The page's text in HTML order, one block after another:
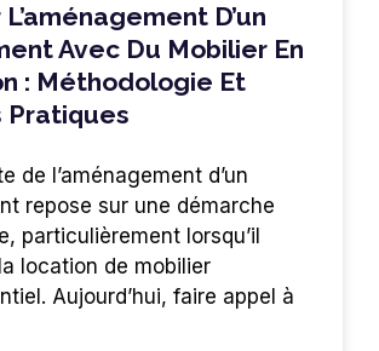
D’un
Avec Du Mobilier En
: Méthodologie Et
Pratiques
de l’aménagement d’un
repose sur une démarche
particulièrement lorsqu’il
location de mobilier
Aujourd’hui, faire appel à